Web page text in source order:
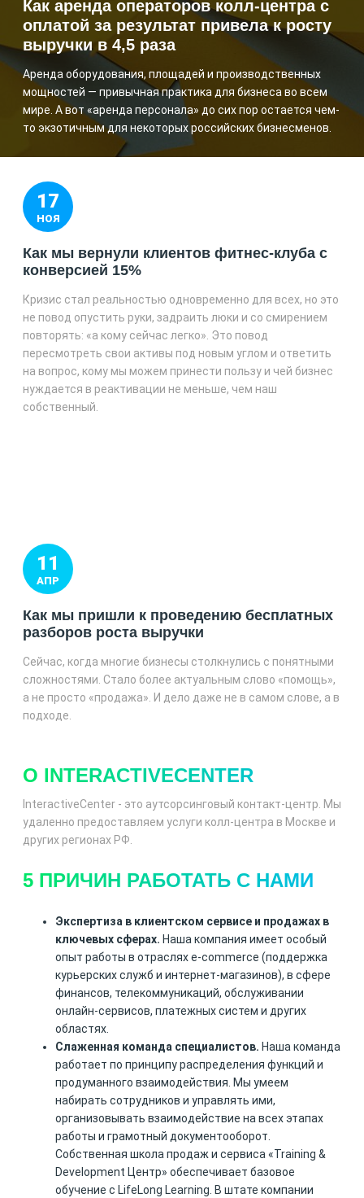
Как аренда операторов колл-центра с
оплатой за результат привела к росту
выручки в 4,5 раза
Аренда оборудования, площадей и производственных
мощностей — привычная практика для бизнеса во всем
мире. А вот «аренда персонала» до сих пор остается чем-
то экзотичным для некоторых российских бизнесменов.
17
НОЯ
Как мы вернули клиентов фитнес-клуба с
конверсией 15%
Кризис стал реальностью одновременно для всех, но это
не повод опустить руки, задраить люки и со смирением
повторять: «а кому сейчас легко». Это повод
пересмотреть свои активы под новым углом и ответить
на вопрос, кому мы можем принести пользу и чей бизнес
нуждается в реактивации не меньше, чем наш
собственный.
11
АПР
Как мы пришли к проведению бесплатных
разборов роста выручки
Сейчас, когда многие бизнесы столкнулись с понятными
сложностями. Стало более актуальным слово «помощь»,
а не просто «продажа». И дело даже не в самом слове, а в
подходе.
О INTERACTIVECENTER
InteractiveCenter - это аутсорсинговый контакт-центр. Мы
удаленно предоставляем услуги колл-центра в Москве и
других регионах РФ.
5 ПРИЧИН РАБОТАТЬ С НАМИ
Экспертиза в клиентском сервисе и продажах в
ключевых сферах. Наша компания имеет особый
опыт работы в отраслях e-commerce (поддержка
курьерских служб и интернет-магазинов), в сфере
финансов, телекоммуникаций, обслуживании
онлайн-сервисов, платежных систем и других
областях.
Слаженная команда специалистов. Наша команда
работает по принципу распределения функций и
продуманного взаимодействия. Мы умеем
набирать сотрудников и управлять ими,
организовывать взаимодействие на всех этапах
работы и грамотный документооборот.
Собственная школа продаж и сервиса «Training &
Development Центр» обеспечивает базовое
обучение с LifeLong Learning. В штате компании